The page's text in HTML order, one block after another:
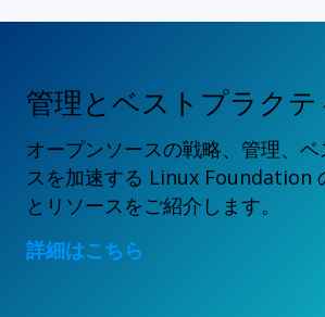
管理とベストプラクテ
オープンソースの戦略、管理、
スを加速する Linux Foundation
とリソースをご紹介します。
詳細はこちら